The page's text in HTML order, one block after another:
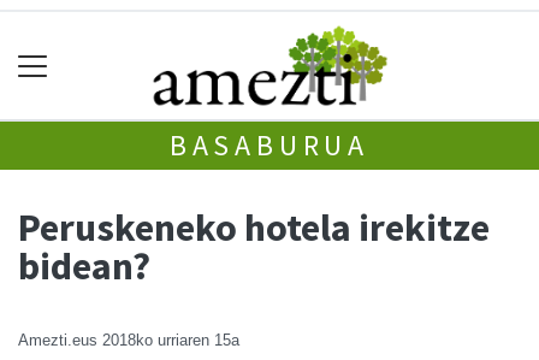
BASABURUA
Peruskeneko hotela irekitze
bidean?
Amezti.eus 2018ko urriaren 15a